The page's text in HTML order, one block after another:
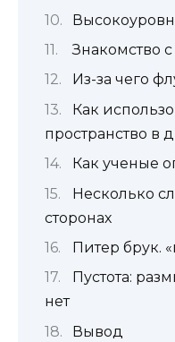
Знакомство
Из-за чего
Как
пространство в
Как ученые
Несколько
сторонах
Питер брук.
Пустота:
нет
Вывод